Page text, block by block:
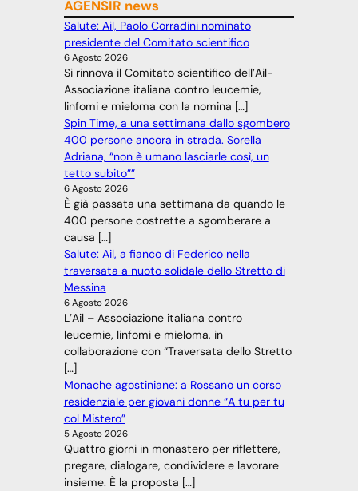
AGENSIR news
Salute: Ail, Paolo Corradini nominato
presidente del Comitato scientifico
6 Agosto 2026
Si rinnova il Comitato scientifico dell’Ail-
Associazione italiana contro leucemie,
linfomi e mieloma con la nomina […]
Spin Time, a una settimana dallo sgombero
400 persone ancora in strada. Sorella
Adriana, “non è umano lasciarle così, un
tetto subito””
6 Agosto 2026
È già passata una settimana da quando le
400 persone costrette a sgomberare a
causa […]
Salute: Ail, a fianco di Federico nella
traversata a nuoto solidale dello Stretto di
Messina
6 Agosto 2026
L’Ail – Associazione italiana contro
leucemie, linfomi e mieloma, in
collaborazione con “Traversata dello Stretto
[…]
Monache agostiniane: a Rossano un corso
residenziale per giovani donne “A tu per tu
col Mistero”
5 Agosto 2026
Quattro giorni in monastero per riflettere,
pregare, dialogare, condividere e lavorare
insieme. È la proposta […]